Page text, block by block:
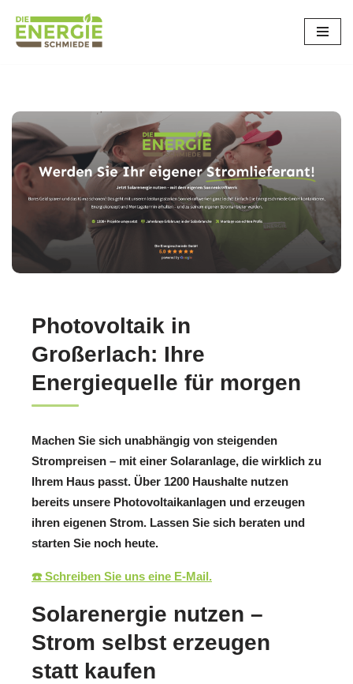
Zum
Photovoltaik in
Großerlach: Ihre
Energiequelle für morgen
Machen Sie sich unabhängig von steigenden
Strompreisen – mit einer Solaranlage, die wirklich zu
Ihrem Haus passt. Über 1200 Haushalte nutzen
bereits unsere Photovoltaikanlagen und erzeugen
ihren eigenen Strom. Lassen Sie sich beraten und
starten Sie noch heute.
☎️ Schreiben Sie uns eine E-Mail.
Solarenergie nutzen –
Strom selbst erzeugen
statt kaufen